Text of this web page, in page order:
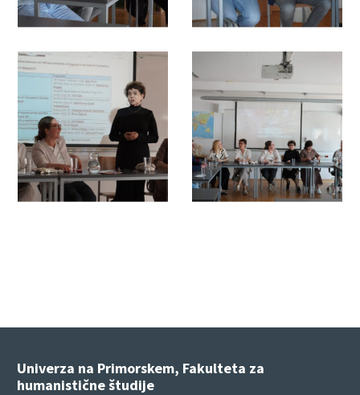
Univerza na Primorskem, Fakulteta za
humanistične študije